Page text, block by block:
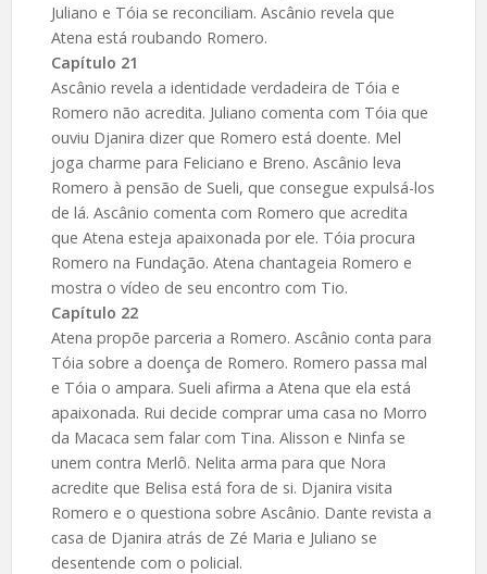
Juliano e Tóia se reconciliam. Ascânio revela que
Atena está roubando Romero.
Capítulo 21
Ascânio revela a identidade verdadeira de Tóia e
Romero não acredita. Juliano comenta com Tóia que
ouviu Djanira dizer que Romero está doente. Mel
joga charme para Feliciano e Breno. Ascânio leva
Romero à pensão de Sueli, que consegue expulsá-los
de lá. Ascânio comenta com Romero que acredita
que Atena esteja apaixonada por ele. Tóia procura
Romero na Fundação. Atena chantageia Romero e
mostra o vídeo de seu encontro com Tio.
Capítulo 22
Atena propõe parceria a Romero. Ascânio conta para
Tóia sobre a doença de Romero. Romero passa mal
e Tóia o ampara. Sueli afirma a Atena que ela está
apaixonada. Rui decide comprar uma casa no Morro
da Macaca sem falar com Tina. Alisson e Ninfa se
unem contra Merlô. Nelita arma para que Nora
acredite que Belisa está fora de si. Djanira visita
Romero e o questiona sobre Ascânio. Dante revista a
casa de Djanira atrás de Zé Maria e Juliano se
desentende com o policial.